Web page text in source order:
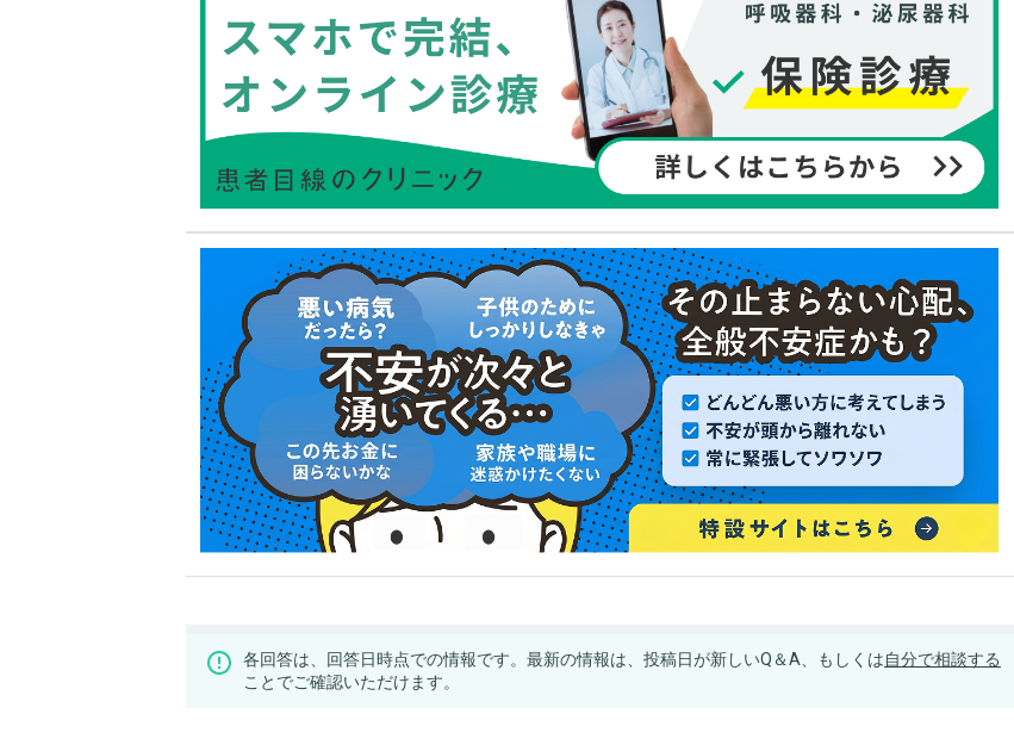
各回答は、回答日時点での情報です。最新の情報は、投稿日が新しいQ＆A、もしくは自分で相談する
ことでご確認いただけます。